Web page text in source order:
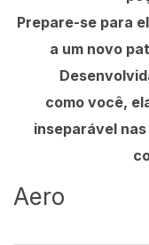
Prepare-se para
a um novo
como você,
inseparável
Aero